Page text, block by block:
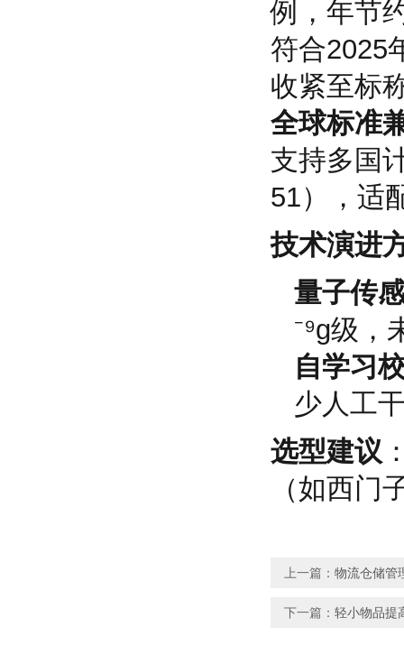
例，年节
符合2025
收紧至标
全球标准
支持多国
51），适
技术演进
量子传
⁻⁹g级，
自学习
少人工
选型建议
（如西门
上一篇： 物流仓储管
下一篇： 轻小物品提